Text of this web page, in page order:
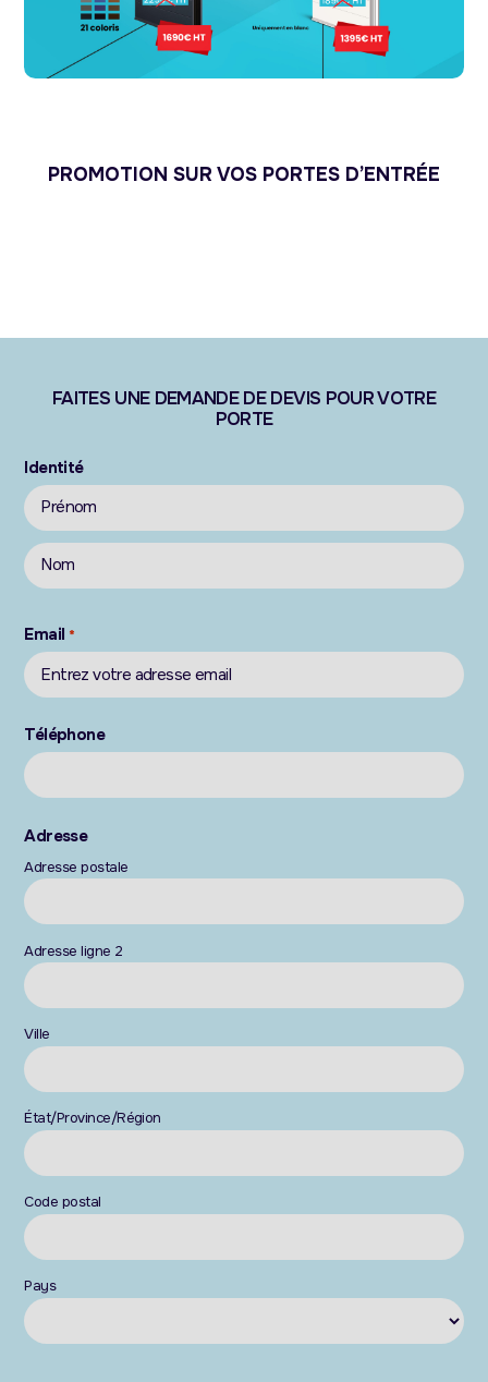
PROMOTION SUR VOS PORTES D’ENTRÉE
FAITES UNE DEMANDE DE DEVIS POUR VOTRE
PORTE
Identité
Email *
Téléphone
Adresse
Adresse postale
Adresse ligne 2
Ville
État/Province/Région
Code postal
Pays